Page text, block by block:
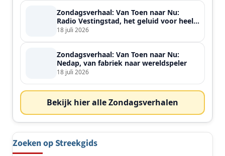
Zondagsverhaal: Van Toen naar Nu:
Radio Vestingstad, het geluid voor heel
de streek
18 juli 2026
Zondagsverhaal: Van Toen naar Nu:
Nedap, van fabriek naar wereldspeler
18 juli 2026
Bekijk hier alle Zondagsverhalen
Zoeken op Streekgids